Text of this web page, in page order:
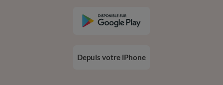
Depuis votre iPhone